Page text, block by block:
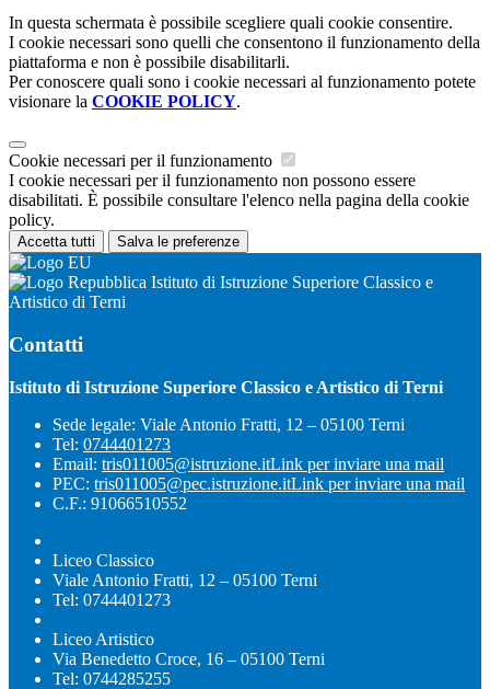
In questa schermata è possibile scegliere quali cookie consentire.
I cookie necessari sono quelli che consentono il funzionamento della
piattaforma e non è possibile disabilitarli.
Per conoscere quali sono i cookie necessari al funzionamento potete
visionare la COOKIE POLICY.
Cookie necessari per il funzionamento
I cookie necessari per il funzionamento non possono essere
disabilitati. È possibile consultare l'elenco nella pagina della cookie
policy.
Accetta tutti Salva le preferenze
Istituto di Istruzione Superiore Classico e
Artistico di Terni
Contatti
Istituto di Istruzione Superiore Classico e Artistico di Terni
Sede legale: Viale Antonio Fratti, 12 – 05100 Terni
Tel: 0744401273
Email: tris011005@istruzione.itLink per inviare una mail
PEC: tris011005@pec.istruzione.itLink per inviare una mail
C.F.: 91066510552
Liceo Classico
Viale Antonio Fratti, 12 – 05100 Terni
Tel: 0744401273
Liceo Artistico
Via Benedetto Croce, 16 – 05100 Terni
Tel: 0744285255